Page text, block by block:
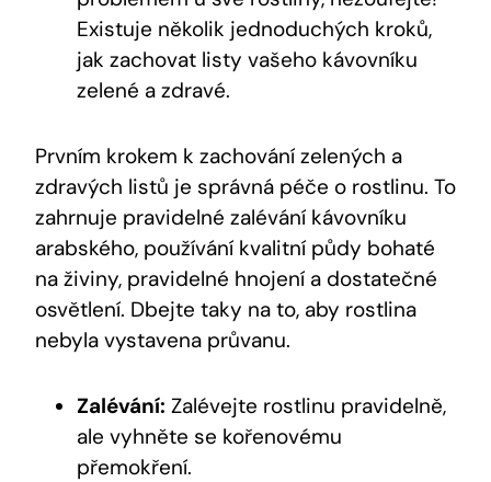
Existuje několik jednoduchých kroků,
jak zachovat listy vašeho kávovníku
zelené a zdravé.
Prvním krokem k zachování zelených a
zdravých listů je správná péče o rostlinu. To
zahrnuje pravidelné zalévání kávovníku
arabského, používání kvalitní půdy bohaté
na živiny, pravidelné hnojení a dostatečné
osvětlení. Dbejte taky na to, aby rostlina
nebyla vystavena průvanu.
Zalévání: Zalévejte rostlinu pravidelně,
ale vyhněte se kořenovému
přemokření.